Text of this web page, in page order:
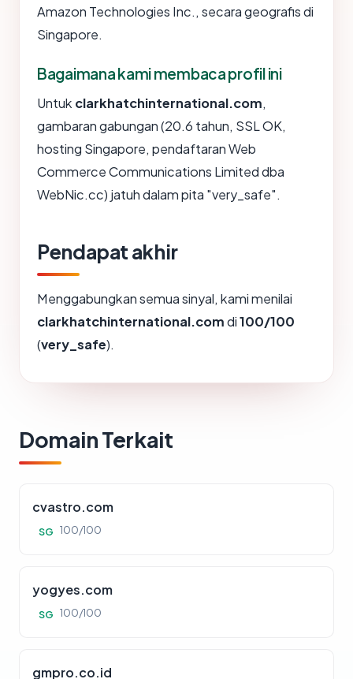
Amazon Technologies Inc., secara geografis di
Singapore.
Bagaimana kami membaca profil ini
Untuk clarkhatchinternational.com,
gambaran gabungan (20.6 tahun, SSL OK,
hosting Singapore, pendaftaran Web
Commerce Communications Limited dba
WebNic.cc) jatuh dalam pita "very_safe".
Pendapat akhir
Menggabungkan semua sinyal, kami menilai
clarkhatchinternational.comdi100/100
(very_safe).
Domain Terkait
cvastro.com
SG 100/100
yogyes.com
SG 100/100
gmpro.co.id